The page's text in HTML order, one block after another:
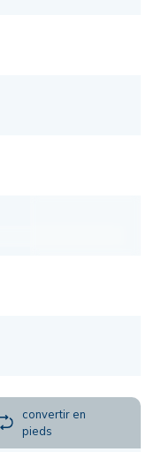
convertir en
pieds